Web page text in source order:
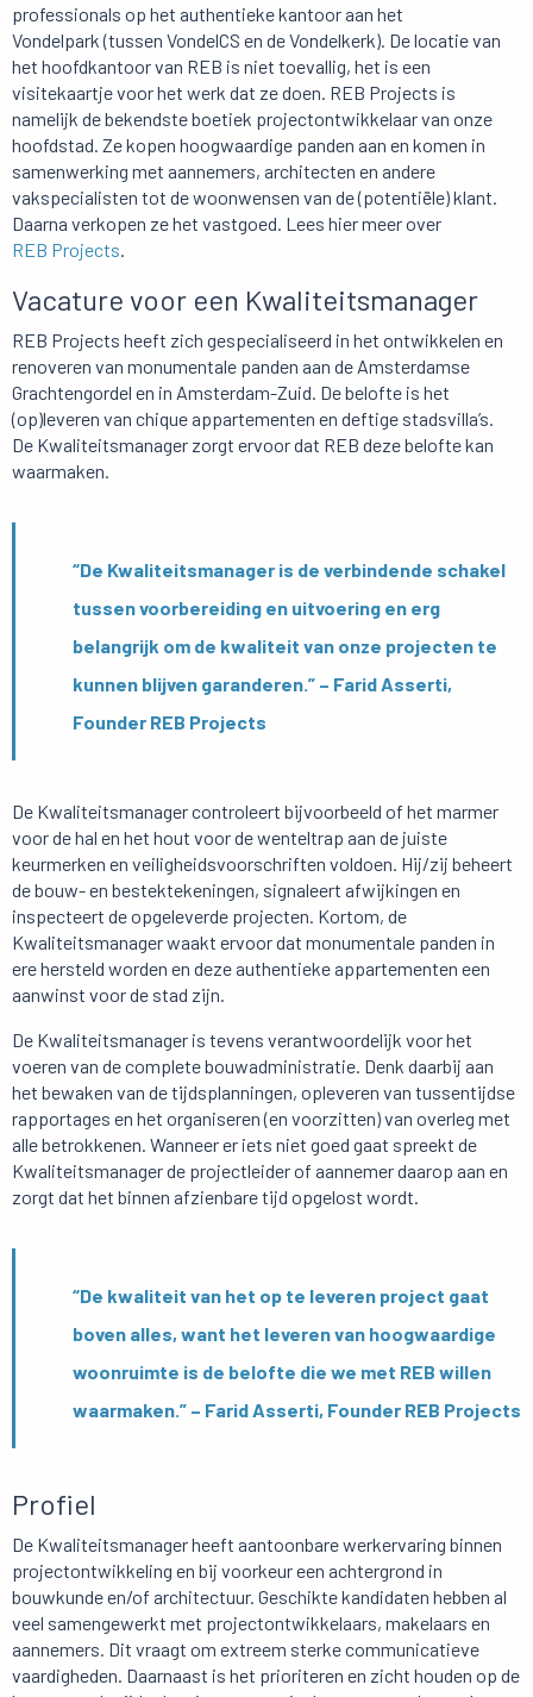
professionals op het authentieke kantoor aan het
Vondelpark (tussen VondelCS en de Vondelkerk). De locatie van
het hoofdkantoor van REB is niet toevallig, het is een
visitekaartje voor het werk dat ze doen. REB Projects is
namelijk de bekendste boetiek projectontwikkelaar van onze
hoofdstad. Ze kopen hoogwaardige panden aan en komen in
samenwerking met aannemers, architecten en andere
vakspecialisten tot de woonwensen van de (potentiële) klant.
Daarna verkopen ze het vastgoed. Lees hier meer over
REB Projects
Vacature voor een Kwaliteitsmanager
REB Projects heeft zich gespecialiseerd in het ontwikkelen en
renoveren van monumentale panden aan de Amsterdamse
Grachtengordel en in Amsterdam-Zuid. De belofte is het
(op)leveren van chique appartementen en deftige stadsvilla’s.
De Kwaliteitsmanager zorgt ervoor dat REB deze belofte kan
waarmaken.
“De Kwaliteitsmanager is de verbindende schakel
tussen voorbereiding en uitvoering en erg
belangrijk om de kwaliteit van onze projecten te
kunnen blijven garanderen.” – Farid Asserti,
Founder REB Projects
De Kwaliteitsmanager controleert bijvoorbeeld of het marmer
voor de hal en het hout voor de wenteltrap aan de juiste
keurmerken en veiligheidsvoorschriften voldoen. Hij/zij beheert
de bouw- en bestektekeningen, signaleert afwijkingen en
inspecteert de opgeleverde projecten. Kortom, de
Kwaliteitsmanager waakt ervoor dat monumentale panden in
ere hersteld worden en deze authentieke appartementen een
aanwinst voor de stad zijn.
De Kwaliteitsmanager is tevens verantwoordelijk voor het
voeren van de complete bouwadministratie. Denk daarbij aan
het bewaken van de tijdsplanningen, opleveren van tussentijdse
rapportages en het organiseren (en voorzitten) van overleg met
alle betrokkenen. Wanneer er iets niet goed gaat spreekt de
Kwaliteitsmanager de projectleider of aannemer daarop aan en
zorgt dat het binnen afzienbare tijd opgelost wordt.
“De kwaliteit van het op te leveren project gaat
boven alles, want het leveren van hoogwaardige
woonruimte is de belofte die we met REB willen
waarmaken.” – Farid Asserti, Founder REB Projects
Profiel
De Kwaliteitsmanager heeft aantoonbare werkervaring binnen
projectontwikkeling en bij voorkeur een achtergrond in
bouwkunde en/of architectuur. Geschikte kandidaten hebben al
veel samengewerkt met projectontwikkelaars, makelaars en
aannemers. Dit vraagt om extreem sterke communicatieve
vaardigheden. Daarnaast is het prioriteren en zicht houden op de